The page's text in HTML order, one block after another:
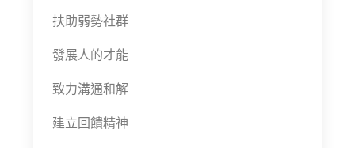
扶助弱勢社群
發展人的才能
致力溝通和解
建立回饋精神